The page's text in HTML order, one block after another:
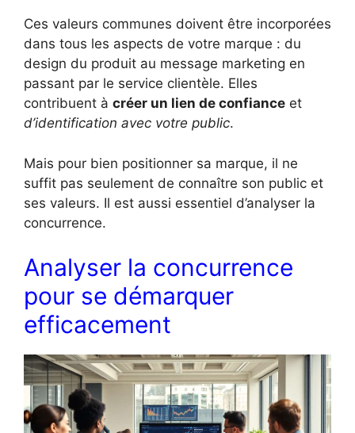
Ces valeurs communes doivent être incorporées
dans tous les aspects de votre marque : du
design du produit au message marketing en
passant par le service clientèle. Elles
contribuent à créer un lien de confiance et
d’identification avec votre public.
Mais pour bien positionner sa marque, il ne
suffit pas seulement de connaître son public et
ses valeurs. Il est aussi essentiel d’analyser la
concurrence.
Analyser la concurrence
pour se démarquer
efficacement